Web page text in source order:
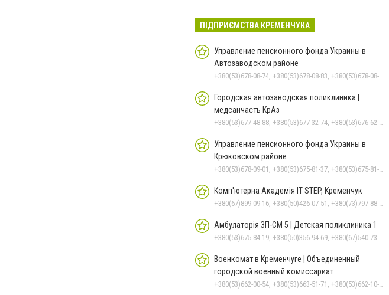
ПІДПРИЄМСТВА КРЕМЕНЧУКА
Управление пенсионного фонда Украины в
Автозаводском районе
+380(53)678-08-74, +380(53)678-08-83, +380(53)678-08-41, +380(53)678-08-86, +380(53)678-09-05
Городская автозаводская поликлиника |
медсанчасть КрАз
+380(53)677-48-88, +380(53)677-32-74, +380(53)676-62-99, +380536766187
Управление пенсионного фонда Украины в
Крюковском районе
+380(53)678-09-01, +380(53)675-81-37, +380(53)675-81-32, +380(53)675-81-40, +380(53)675-81-33, +380(53)675-81-38, +380(53)675-81-31, +380(53)678-08-87
Комп'ютерна Академія IT STEP, Кременчук
+380(67)899-09-16, +380(50)426-07-51, +380(73)797-88-17
Амбулаторія ЗП-СМ 5 | Детская поликлиника 1
+380(53)675-84-19, +380(50)356-94-69, +380(67)540-73-87
Военкомат в Кременчуге | Объединенный
городской военный комиссариат
+380(53)662-00-54, +380(53)663-51-71, +380(53)662-10-35